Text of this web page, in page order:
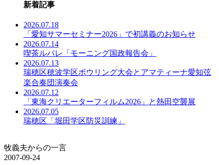
新着記事
2026.07.18
「愛知サマーセミナー2026」で初講義のお知らせ
2026.07.14
喫茶ルパレ「モーニング国政報告会」
2026.07.13
瑞穂区穂波学区ボウリング大会とアマティーナ愛知弦
楽合奏団演奏会
2026.07.12
「東海クリエーターフィルム2026」と熱田空襲展
2026.07.05
瑞穂区「堀田学区防災訓練」
牧義夫からの一言
2007-09-24